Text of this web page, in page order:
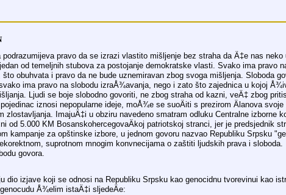
podrazumijeva pravo da se izrazi vlastito mišljenje bez straha da Ä‡e nas neko
od temeljnih stubova za postojanje demokratske vlasti. Svako ima pravo
obuhvata i pravo da ne bude uznemiravan zbog svoga mišljenja. Sloboda
ima pravo na slobodu izraÅ¾avanja, nego i zato što zajednica u kojoj
Ljudi se boje slobodno govoriti, ne zbog straha od kazni, veÄ‡ zbog
iznosi nepopularne ideje, moÅ¾e se suoÄiti s prezirom Älanova svoje
zlostavljanja. ImajuÄ‡i u obziru navedeno smatram odluku Centralne izborne
od 5.000 KM BosanskohercegovaÄkoj patriotskoj stranci, jer je predsjednik
kampanje za opštinske izbore, u jednom govoru nazvao Republiku Srpsku
suprotnom mnogim konvnecijama o zaštiti ljudskih prava i
govora.
dio izjave koji se odnosi na Republiku Srpsku kao genocidnu tvorevinui kao
Å¾elim istaÄ‡i sljedeÄe: